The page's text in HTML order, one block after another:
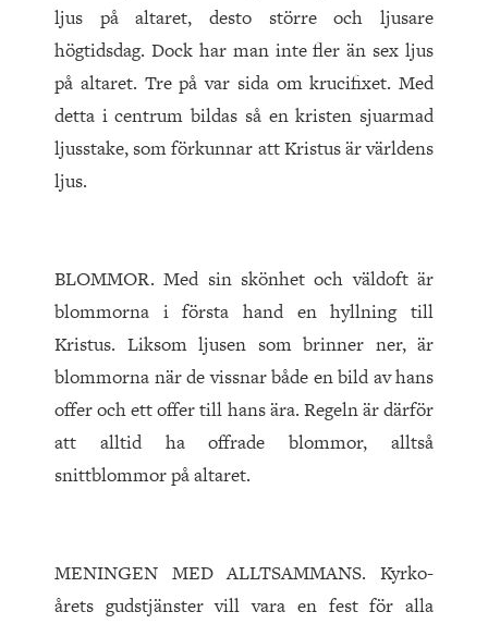
ljus på altaret, desto större och ljusare
högtidsdag. Dock har man inte fler än sex ljus
på altaret. Tre på var sida om krucifixet. Med
detta i centrum bildas så en kristen sjuarmad
ljusstake, som förkunnar att Kristus är världens
ljus.
BLOMMOR. Med sin skönhet och väldoft är
blommor­na i första hand en hyllning till
Kristus. Liksom ljusen som brinner ner, är
blommorna när de vissnar både en bild av hans
offer och ett offer till hans ära. Regeln är därför
att alltid ha offrade blommor, alltså
snittblommor på altaret.
MENINGEN MED ALLTSAMMANS. Kyr­ko­­
årets gudstjänster vill vara en fest för alla